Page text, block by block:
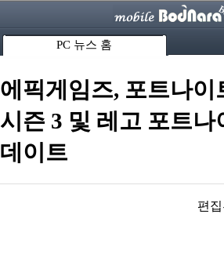
PC 뉴스 홈
에픽게임즈, 포트나이
시즌 3 및 레고 포트나
데이트
편집